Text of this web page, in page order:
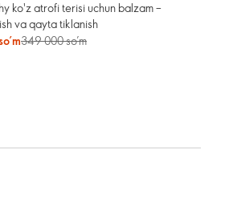
ko'z atrofi terisi uchun balzam –
va qayta tiklanish
349 000 so’m